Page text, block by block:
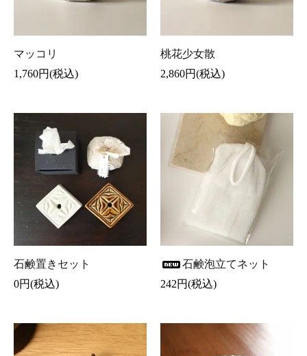
マッコリ
1,760円(税込)
桃花少女散
2,860円(税込)
石鹸置きセット
0円(税込)
石鹸泡立てネット
242円(税込)